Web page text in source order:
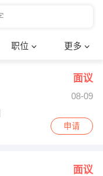
职位 更多
面议
08-09
申请
面议